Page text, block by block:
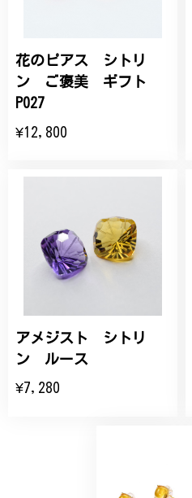
花のピアス シトリ
ン ご褒美 ギフト
P027
¥12,800
アメジスト シトリ
ン ルース
¥7,280